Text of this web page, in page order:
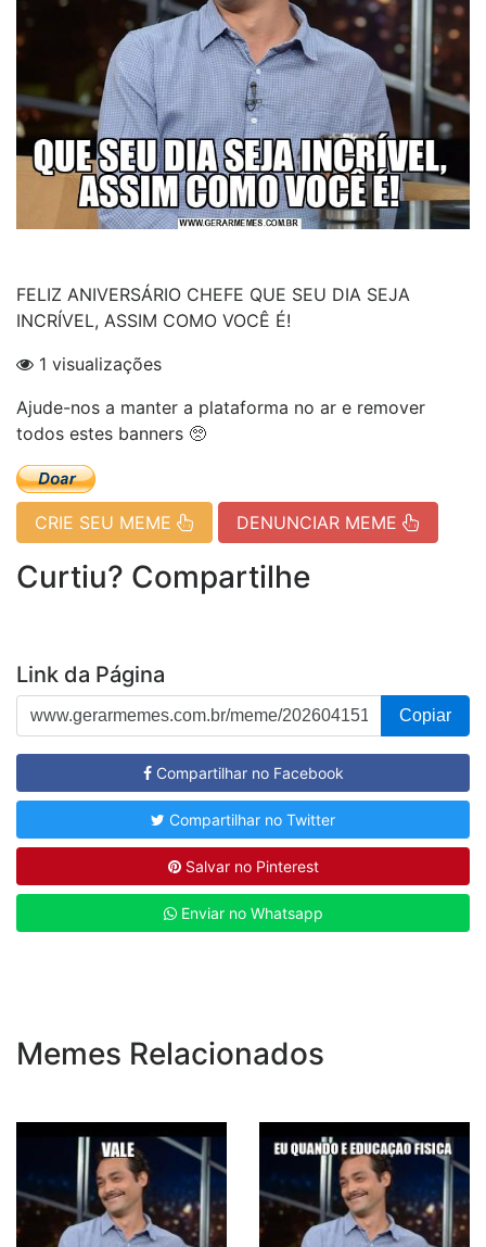
FELIZ ANIVERSÁRIO CHEFE QUE SEU DIA SEJA
INCRÍVEL, ASSIM COMO VOCÊ É!
1 visualizações
Ajude-nos a manter a plataforma no ar e remover
todos estes banners 🥺
CRIE SEU MEME DENUNCIAR MEME
Curtiu? Compartilhe
Link da Página
Copiar
Compartilhar no Facebook
Compartilhar no Twitter
Salvar no Pinterest
Enviar no Whatsapp
Memes Relacionados